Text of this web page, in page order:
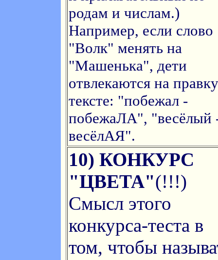
родам и числам.)
Например, если слово
"Волк" менять на
"Машенька", дети
отвлекаются на
тексте: "побежал -
побежаЛА", "весёлый
весёлАЯ".
10) КОНКУРС
"ЦВЕТА"(!!!)
Смысл этого
конкурса-теста в
том, чтобы